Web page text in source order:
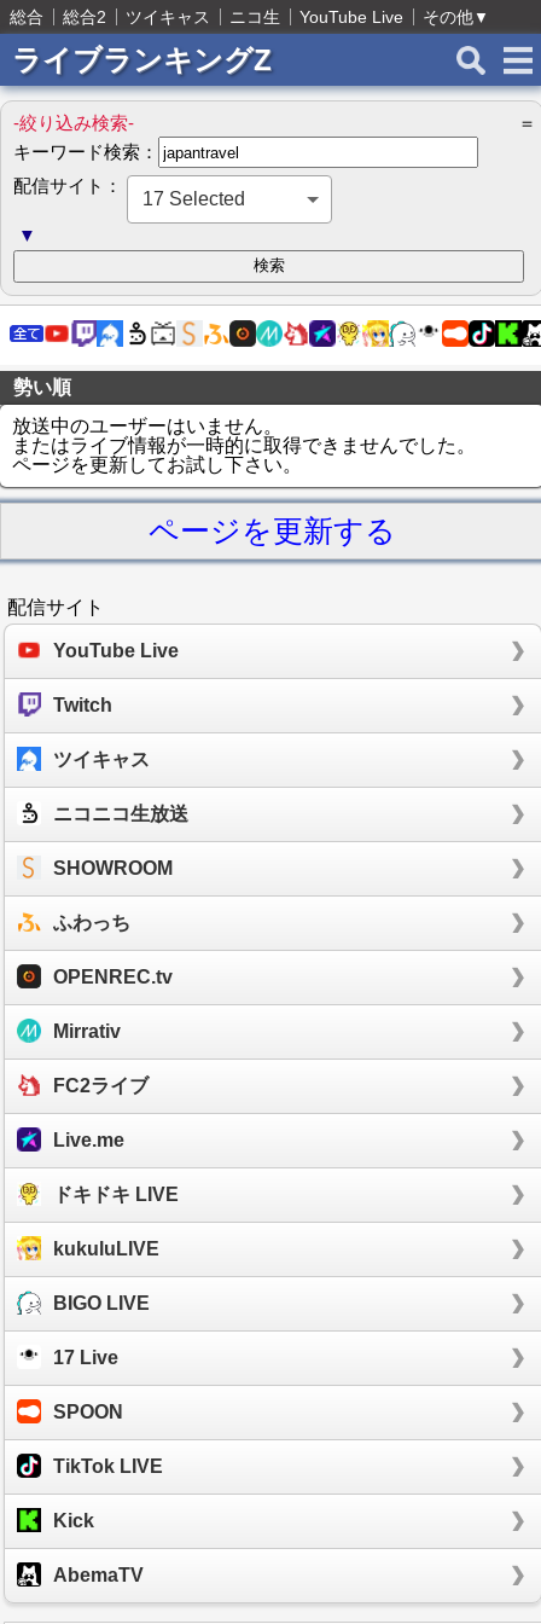
総合 総合2 ツイキャス ニコ生 YouTube Live その他▼
ライブランキングZ
-絞り込み検索-
＝
キーワード検索：
配信サイト：
17 Selected
▼
勢い順
放送中のユーザーはいません。
またはライブ情報が一時的に取得できませんでした。
ページを更新してお試し下さい。
ページを更新する
配信サイト
YouTube Live
Twitch
ツイキャス
ニコニコ生放送
SHOWROOM
ふわっち
OPENREC.tv
Mirrativ
FC2ライブ
Live.me
ドキドキ LIVE
kukuluLIVE
BIGO LIVE
17 Live
SPOON
TikTok LIVE
Kick
AbemaTV